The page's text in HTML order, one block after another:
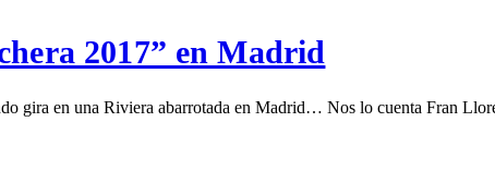
2017” en Madrid
gira en una Riviera abarrotada en Madrid… Nos lo cuenta Fran